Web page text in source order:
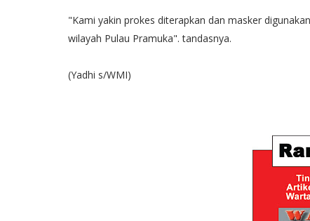
"Kami yakin prokes diterapkan dan masker
wilayah Pulau Pramuka". tandasnya.
(Yadhi s/WMI)